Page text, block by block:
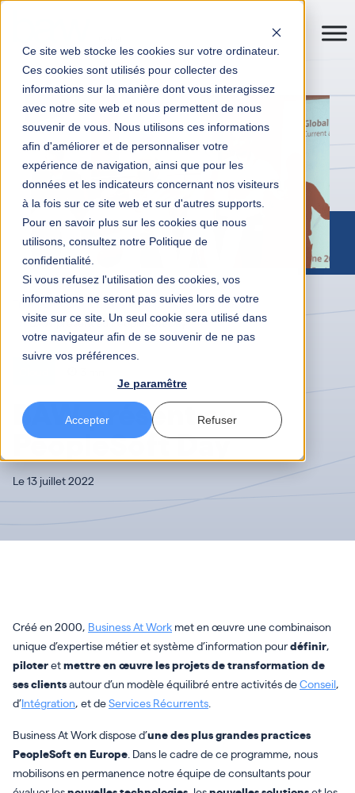
Ce site web stocke les cookies sur votre ordinateur.
Ces cookies sont utilisés pour collecter des
informations sur la manière dont vous interagissez
avec notre site web et nous permettent de nous
souvenir de vous. Nous utilisons ces informations
afin d'améliorer et de personnaliser votre
expérience de navigation, ainsi que pour les
données et les indicateurs concernant nos visiteurs
à la fois sur ce site web et sur d'autres supports.
Pour en savoir plus sur les cookies que nous
utilisons, consultez notre Politique de
confidentialité.
Si vous refusez l'utilisation des cookies, vos
informations ne seront pas suivies lors de votre
visite sur ce site. Un seul cookie sera utilisé dans
votre navigateur afin de se souvenir de ne pas
suivre vos préférences.
Je paramêtre
Accepter Refuser
Transformation digitale entreprises
Actualités
BAW présent au PeopleSoft Day
BAW présent au
PeopleSoft Day
Le 13 juillet 2022
Créé en 2000, Business At Work met en œuvre une combinaison
unique d’expertise métier et système d’information pourdéfinir,
piloteretmettre en œuvre les projets de transformation de
ses clientsautour d’un modèle équilibré entre activités deConseil,
d’Intégration, et deServices Récurrents
Business At Work dispose d’une des plus grandes practices
PeopleSoft en Europe . Dans le cadre de ce programme, nous
mobilisons en permanence notre équipe de consultants pour